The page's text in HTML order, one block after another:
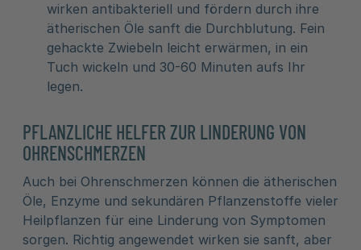
wirken antibakteriell und fördern durch ihre
ätherischen Öle sanft die Durchblutung. Fein
gehackte Zwiebeln leicht erwärmen, in ein
Tuch wickeln und 30-60 Minuten aufs Ihr
legen.
PFLANZLICHE HELFER ZUR LINDERUNG VON
OHRENSCHMERZEN
Auch bei Ohrenschmerzen können die ätherischen
Öle, Enzyme und sekundären Pflanzenstoffe vieler
Heilpflanzen für eine Linderung von Symptomen
sorgen. Richtig angewendet wirken sie sanft, aber